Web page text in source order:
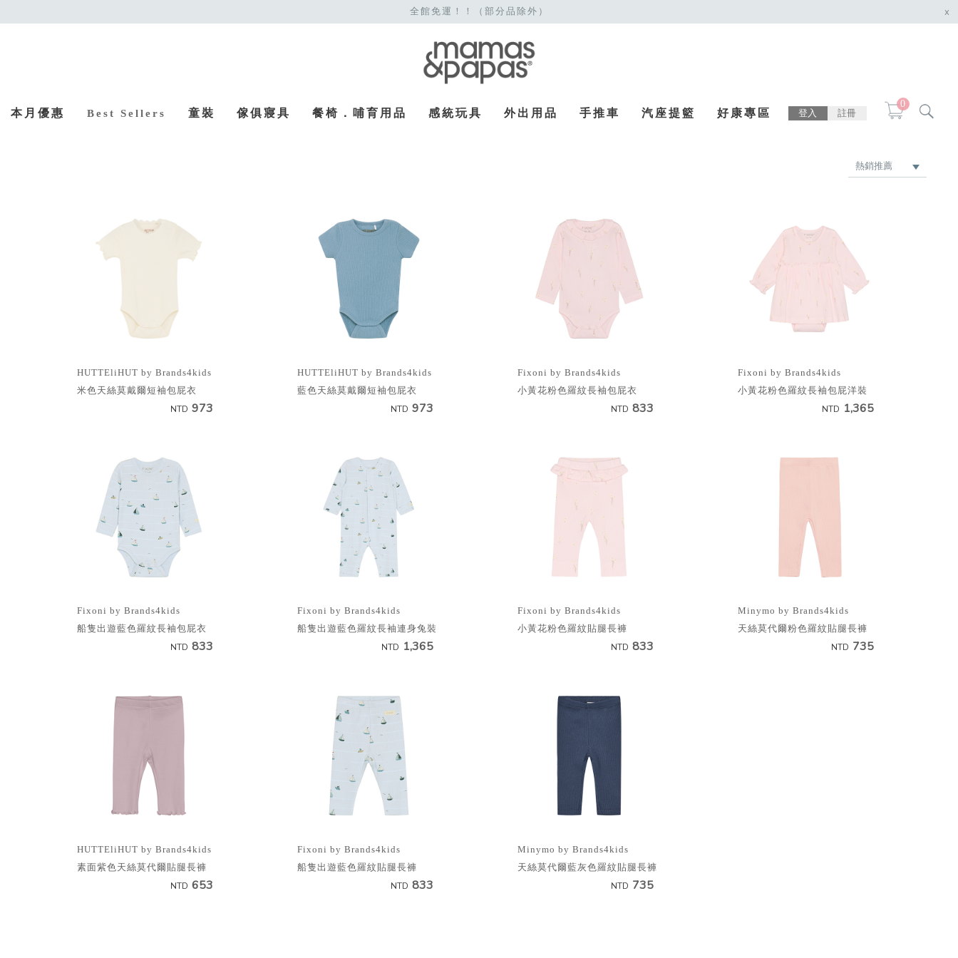
全館免運！！（部分品除外） x
本月優惠 Best Sellers 童裝 傢俱寢具 餐椅．哺育用品 感統玩具 外出用品 手推車 汽座提籃 好康專區 登入 註冊
0
最新上架
熱銷推薦
品牌
價格低 → 高
價格高 → 低
HUTTEliHUT by Brands4kids
米色天絲莫戴爾短袖包屁衣
NTD 973
HUTTEliHUT by Brands4kids
藍色天絲莫戴爾短袖包屁衣
NTD 973
Fixoni by Brands4kids
小黃花粉色羅紋長袖包屁衣
NTD 833
Fixoni by Brands4kids
小黃花粉色羅紋長袖包屁洋裝
NTD 1,365
Fixoni by Brands4kids
船隻出遊藍色羅紋長袖包屁衣
NTD 833
Fixoni by Brands4kids
船隻出遊藍色羅紋長袖連身兔裝
NTD 1,365
Fixoni by Brands4kids
小黃花粉色羅紋貼腿長褲
NTD 833
Minymo by Brands4kids
天絲莫代爾粉色羅紋貼腿長褲
NTD 735
HUTTEliHUT by Brands4kids
素面紫色天絲莫代爾貼腿長褲
NTD 653
Fixoni by Brands4kids
船隻出遊藍色羅紋貼腿長褲
NTD 833
Minymo by Brands4kids
天絲莫代爾藍灰色羅紋貼腿長褲
NTD 735